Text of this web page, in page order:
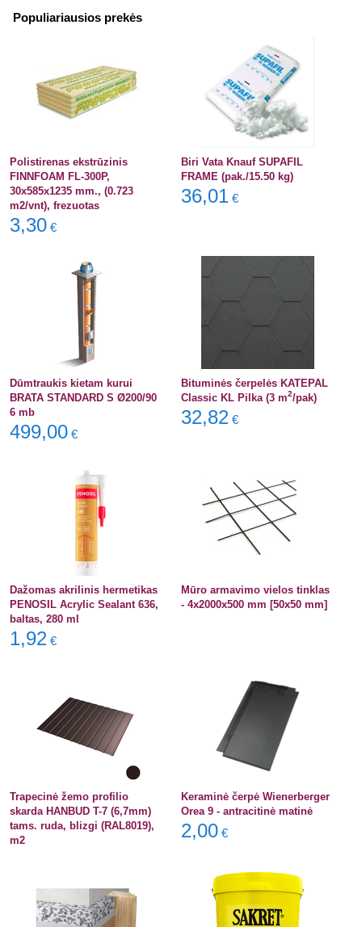
Populiariausios prekės
Polistirenas ekstrūzinis
FINNFOAM FL-300P,
30x585x1235 mm., (0.723
m2/vnt), frezuotas
3,30 €
Biri Vata Knauf SUPAFIL
FRAME (pak./15.50 kg)
36,01 €
Dūmtraukis kietam kurui
BRATA STANDARD S Ø200/90
6 mb
499,00 €
Bituminės čerpelės KATEPAL
Classic KL Pilka (3 m2/pak)
32,82 €
Dažomas akrilinis hermetikas
PENOSIL Acrylic Sealant 636,
baltas, 280 ml
1,92 €
Mūro armavimo vielos tinklas
- 4x2000x500 mm [50x50 mm]
Trapecinė žemo profilio
skarda HANBUD T-7 (6,7mm)
tams. ruda, blizgi (RAL8019),
m2
Keraminė čerpė Wienerberger
Orea 9 - antracitinė matinė
2,00 €